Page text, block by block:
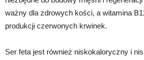
ważny dla zdrowych kości, a witamina
produkcji czerwonych krwinek.
Ser feta jest również niskokaloryczny i